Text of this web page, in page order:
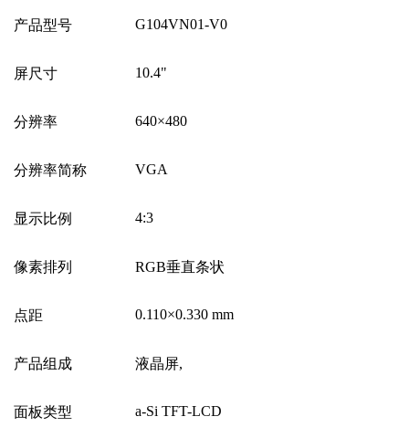
产品型号 G104VN01-V0
屏尺寸 10.4"
分辨率 640×480
分辨率简称 VGA
显示比例 4:3
像素排列 RGB垂直条状
点距 0.110×0.330 mm
产品组成 液晶屏,
面板类型 a-Si TFT-LCD